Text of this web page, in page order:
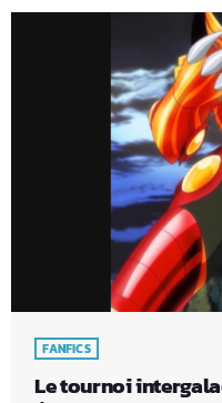
FANFICS
Le tournoi